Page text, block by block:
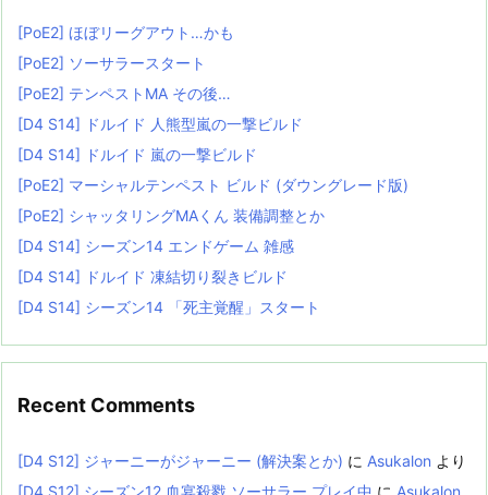
[PoE2] ほぼリーグアウト…かも
[PoE2] ソーサラースタート
[PoE2] テンペストMA その後…
[D4 S14] ドルイド 人熊型嵐の一撃ビルド
[D4 S14] ドルイド 嵐の一撃ビルド
[PoE2] マーシャルテンペスト ビルド (ダウングレード版)
[PoE2] シャッタリングMAくん 装備調整とか
[D4 S14] シーズン14 エンドゲーム 雑感
[D4 S14] ドルイド 凍結切り裂きビルド
[D4 S14] シーズン14 「死主覚醒」スタート
Recent Comments
[D4 S12] ジャーニーがジャーニー (解決案とか) に Asukalon より
[D4 S12] シーズン12 血宴殺戮 ソーサラー プレイ中 に Asukalon